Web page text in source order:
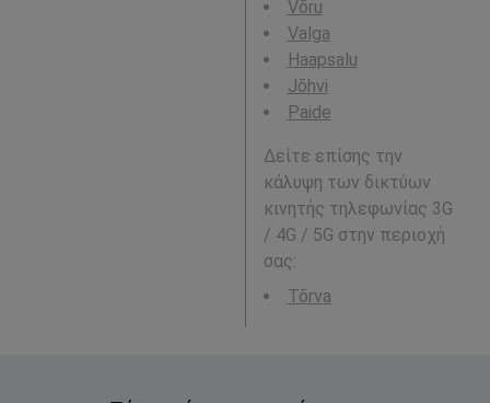
Võru
Valga
Haapsalu
Jõhvi
Paide
Δείτε επίσης την
κάλυψη των δικτύων
κινητής τηλεφωνίας 3G
/ 4G / 5G στην περιοχή
σας:
Tõrva